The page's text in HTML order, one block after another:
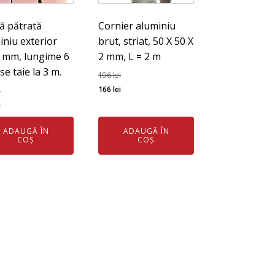
pătrată
exterior
lungime 6
taie la 3 m.
Prețul
curent
este:
ADAUGĂ ÎN
COȘ
Cornier aluminiu
brut, striat, 50 X 50 X
2 mm, L = 2 m
196lei
Prețul
a
166 leiPrețul
este:
166 lei.
ADAUGĂ ÎN
COȘ